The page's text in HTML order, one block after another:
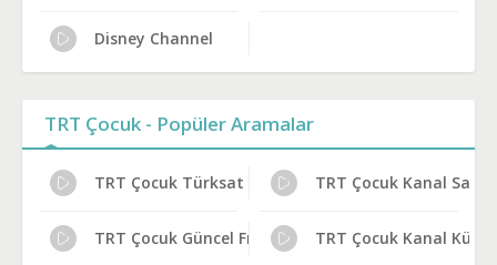
Disney Channel
TRT Çocuk - Popüler Aramalar
TRT Çocuk Türksat Frekans BilgileriTRT Çocuk Kanal
TRT Çocuk Güncel Frekans 2024TRT Çocuk Kanal